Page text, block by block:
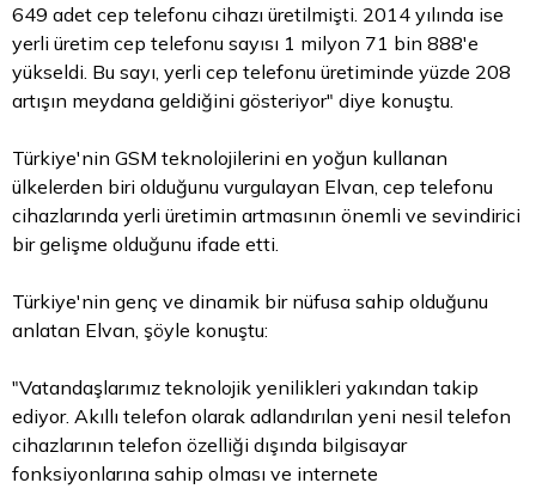
649 adet cep telefonu cihazı üretilmişti. 2014 yılında ise
yerli üretim cep telefonu sayısı 1 milyon 71 bin 888'e
yükseldi. Bu sayı, yerli cep telefonu üretiminde yüzde 208
artışın meydana geldiğini gösteriyor" diye konuştu.
Türkiye'nin GSM teknolojilerini en yoğun kullanan
ülkelerden biri olduğunu vurgulayan Elvan, cep telefonu
cihazlarında yerli üretimin artmasının önemli ve sevindirici
bir gelişme olduğunu ifade etti.
Türkiye'nin genç ve dinamik bir nüfusa sahip olduğunu
anlatan Elvan, şöyle konuştu:
"Vatandaşlarımız teknolojik yenilikleri yakından takip
ediyor. Akıllı telefon olarak adlandırılan yeni nesil telefon
cihazlarının telefon özelliği dışında bilgisayar
fonksiyonlarına sahip olması ve internete